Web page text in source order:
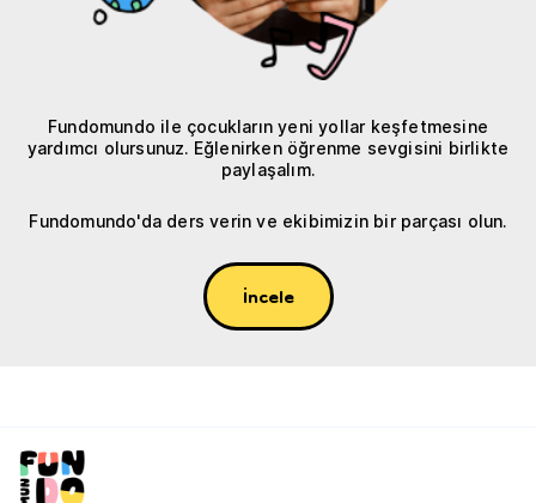
Fundomundo ile çocukların yeni yollar keşfetmesine
yardımcı olursunuz. Eğlenirken öğrenme sevgisini birlikte
paylaşalım.
Fundomundo'da ders verin ve ekibimizin bir parçası olun.
İncele